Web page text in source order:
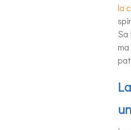
la
Sa